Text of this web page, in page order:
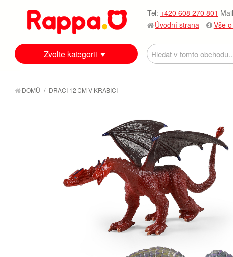
Tel: +420 608 270 801
Úvodní strana
Vše
Zvolte kategorii
DOMŮ / DRACI 12 CM V KRABICI